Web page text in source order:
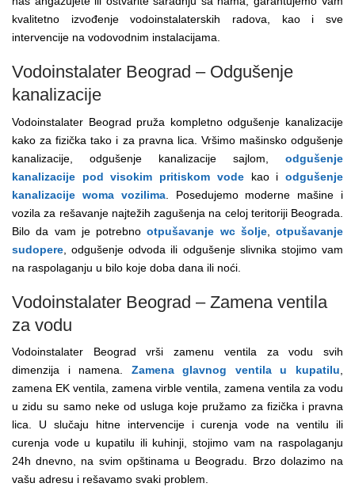
kvalitetno izvođenje vodoinstalaterskih radova, kao i sve
intervencije na vodovodnim instalacijama.
Vodoinstalater Beograd – Odgušenje
kanalizacije
Vodoinstalater Beograd pruža kompletno odgušenje kanalizacije
kako za fizička tako i za pravna lica. Vršimo mašinsko odgušenje
kanalizacije, odgušenje kanalizacije sajlom, odgušenje
kanalizacije pod visokim pritiskom vodekao iodgušenje
kanalizacije woma vozilima. Posedujemo moderne mašine i
vozila za rešavanje najtežih zagušenja na celoj teritoriji Beograda.
Bilo da vam je potrebnootpušavanje wc šolje, otpušavanje
sudopere , odgušenje odvoda ili odgušenje slivnika stojimo vam
na raspolaganju u bilo koje doba dana ili noći.
Vodoinstalater Beograd – Zamena ventila
za vodu
Vodoinstalater Beograd vrši zamenu ventila za vodu svih
dimenzija i namena. Zamena glavnog ventila u kupatilu,
zamena EK ventila, zamena virble ventila, zamena ventila za vodu
u zidu su samo neke od usluga koje pružamo za fizička i pravna
lica. U slučaju hitne intervencije i curenja vode na ventilu ili
curenja vode u kupatilu ili kuhinji, stojimo vam na raspolaganju
24h dnevno, na svim opštinama u Beogradu. Brzo dolazimo na
vašu adresu i rešavamo svaki problem.